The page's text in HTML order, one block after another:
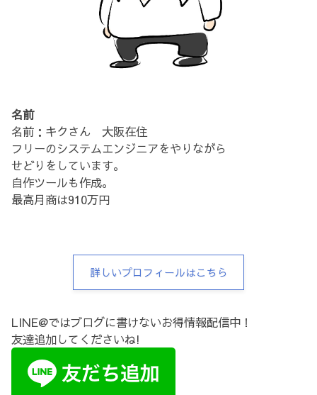
名前
名前：キクさん 大阪在住
フリーのシステムエンジニアをやりながら
せどりをしています。
自作ツールも作成。
最高月商は910万円
詳しいプロフィールはこちら
LINE@ではブログに書けないお得情報配信中！
友達追加してくださいね!